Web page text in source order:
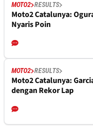
MOTO2 RESULTS
Moto2 Catalunya:
Nyaris Poin
MOTO2 RESULTS
Moto2 Catalunya:
dengan Rekor Lap